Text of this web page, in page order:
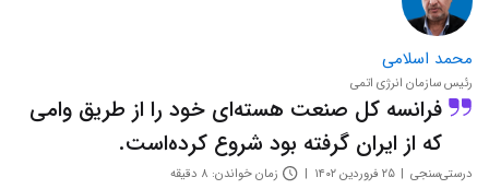
محمد اسلامی
رئیس سازمان انرژی اتمی
فرانسه کل صنعت هسته‌ای خود را از طریق وامی
که از ایران گرفته بود شروع کرده‌است.
درستی‌سنجی ۲۵ فروردین ۱۴۰۲ زمان خواندن: ۸ دقیقه